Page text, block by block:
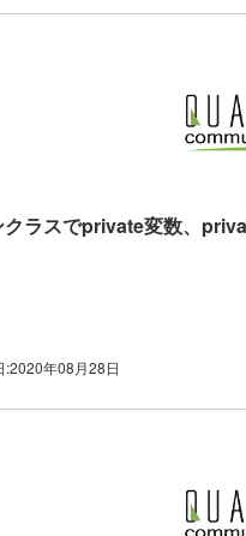
クラスでprivate変数、
:2020年08月28日